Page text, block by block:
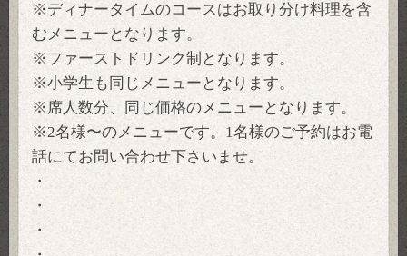
※ディナータイムのコースはお取り分け料理を含
むメニューとなります。
※ファーストドリンク制となります。
※小学生も同じメニューとなります。
※席人数分、同じ価格のメニューとなります。
※2名様〜のメニューです。1名様のご予約はお電
話にてお問い合わせ下さいませ。
・
・
・